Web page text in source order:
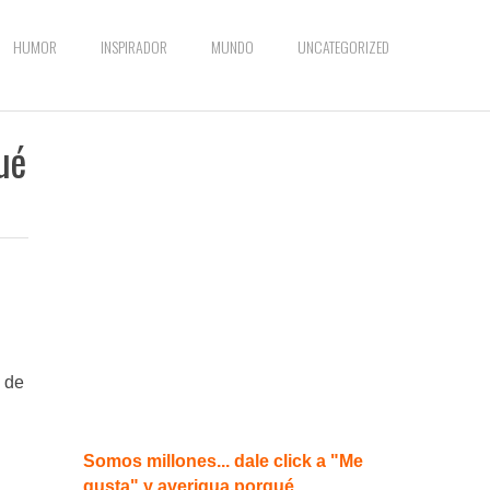
HUMOR INSPIRADOR MUNDO UNCATEGORIZED
de
Somos millones... dale click a "Me
gusta" y averigua porqué